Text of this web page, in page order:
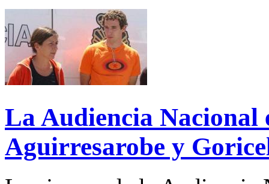
La Audiencia Nacional
Aguirresarobe y